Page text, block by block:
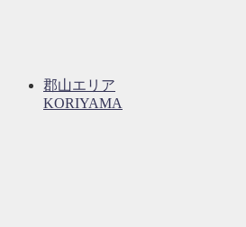
郡山エリア
KORIYAMA